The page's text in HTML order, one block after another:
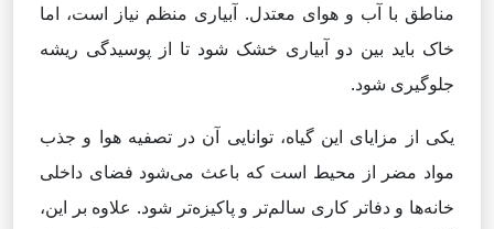
مناطق با آب و هوای معتدل. آبیاری منظم نیاز است، اما
خاک باید بین دو آبیاری خشک شود تا از پوسیدگی ریشه
جلوگیری شود.
یکی از مزایای این گیاه، توانایی آن در تصفیه هوا و جذب
مواد مضر از محیط است که باعث می‌شود فضای داخلی
خانه‌ها و دفاتر کاری سالم‌تر و پاکیزه‌تر شود. علاوه بر این،